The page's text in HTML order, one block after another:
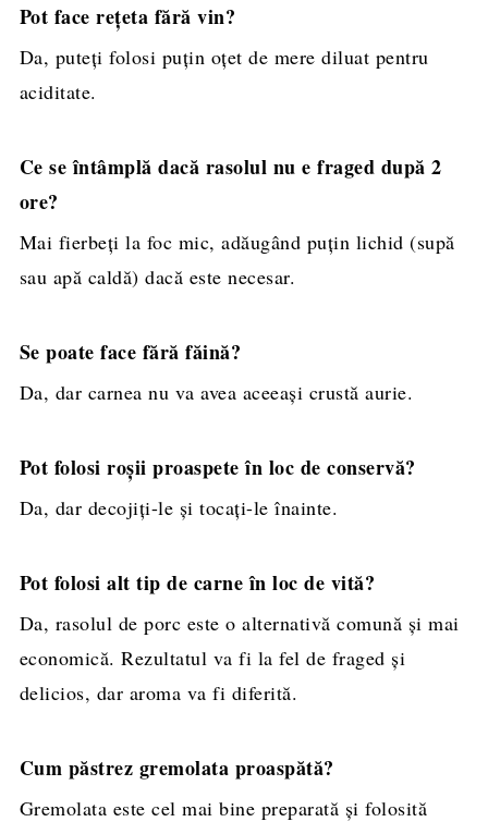
Pot face rețeta fără vin?
Da, puteți folosi puțin oțet de mere diluat pentru
aciditate.
Ce se întâmplă dacă rasolul nu e fraged după 2
ore?
Mai fierbeți la foc mic, adăugând puțin lichid (supă
sau apă caldă) dacă este necesar.
Se poate face fără făină?
Da, dar carnea nu va avea aceeași crustă aurie.
Pot folosi roșii proaspete în loc de conservă?
Da, dar decojiți-le și tocați-le înainte.
Pot folosi alt tip de carne în loc de vită?
Da, rasolul de porc este o alternativă comună și mai
economică. Rezultatul va fi la fel de fraged și
delicios, dar aroma va fi diferită.
Cum păstrez gremolata proaspătă?
Gremolata este cel mai bine preparată și folosită